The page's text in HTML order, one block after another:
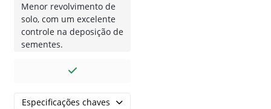
Menor revolvimento de
solo, com um excelente
controle na deposição de
sementes.
Especificações chaves